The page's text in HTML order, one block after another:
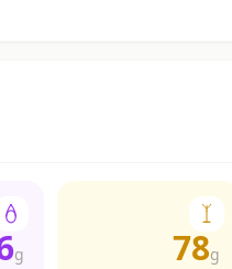
78g
g